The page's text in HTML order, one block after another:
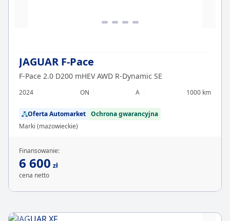
JAGUAR F-Pace
F-Pace 2.0 D200 mHEV AWD R-Dynamic SE
2024 ON A 1000 km
Oferta Automarket Ochrona gwarancyjna
Marki (mazowieckie)
Finansowanie:
6 600 zł
cena netto